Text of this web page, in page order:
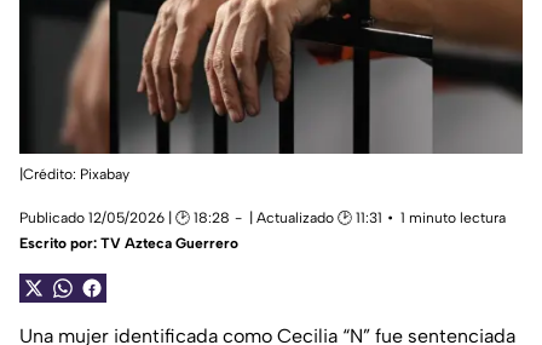
|Crédito: Pixabay
Publicado 12/05/2026 | 🕑 18:28 | Actualizado 🕑 11:31
1 minuto lectura
Escrito por: TV Azteca Guerrero
Una mujer identificada como Cecilia “N” fue sentenciada